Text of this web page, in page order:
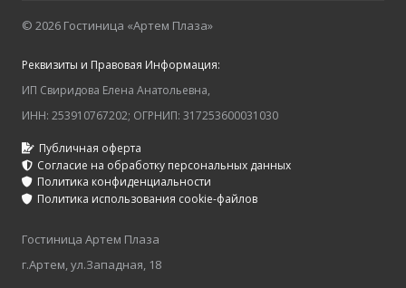
© 2026 Гостиница «Артем Плаза»
Реквизиты и Правовая Информация:
ИП Свиридова Елена Анатольевна,
ИНН: 253910767202; ОГРНИП: 317253600031030
Публичная оферта
Согласие на обработку персональных данных
Политика конфиденциальности
Политика использования cookie-файлов
Гостиница Артем Плаза
г.Артем, ул.Западная, 18